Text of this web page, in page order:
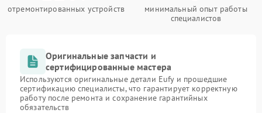
отремонтированных устройств
минимальный опыт работы
специалистов
Оригинальные запчасти и
сертифицированные мастера
Используются оригинальные детали Eufy и прошедшие
сертификацию специалисты, что гарантирует корректную
работу после ремонта и сохранение гарантийных
обязательств